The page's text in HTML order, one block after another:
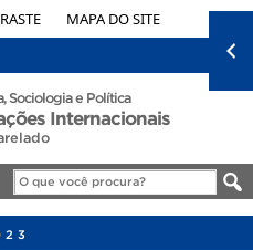
MAPA DO SITE
Sociologia e Política
Internacionais